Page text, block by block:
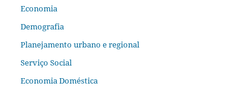
Economia
Demografia
Planejamento urbano e regional
Serviço Social
Economia Doméstica